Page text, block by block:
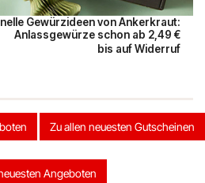
Gewürzideen von Ankerkraut:
Anlassgewürze schon ab 2,49 €
bis auf Widerruf
Zu allen neuesten Gutscheinen
Angeboten